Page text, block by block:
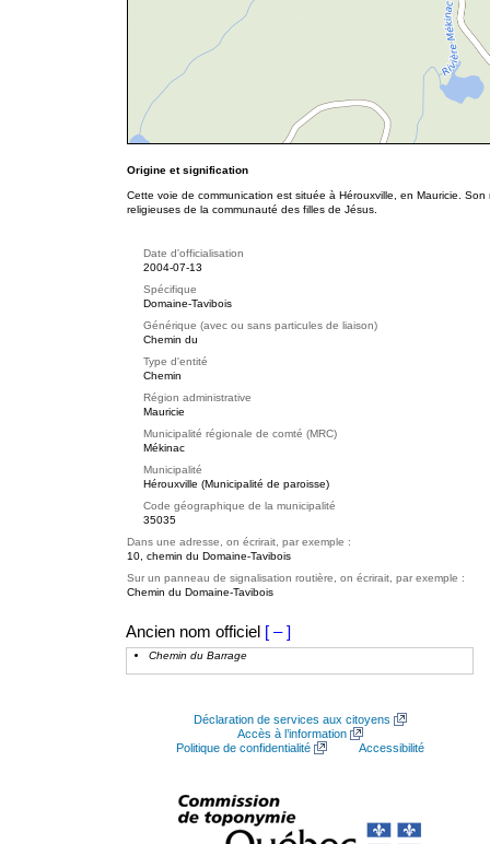
Origine et signification
Cette voie de communication est située à Hérouxville, en Mauricie.
religieuses de la communauté des filles de Jésus.
Date d'officialisation
2004-07-13
Spécifique
Domaine-Tavibois
Générique (avec ou sans particules de liaison)
Chemin du
Type d'entité
Chemin
Région administrative
Mauricie
Municipalité régionale de comté (MRC)
Mékinac
Municipalité
Hérouxville (Municipalité de paroisse)
Code géographique de la municipalité
35035
Dans une adresse, on écrirait, par exemple :
10, chemin du Domaine-Tavibois
Sur un panneau de signalisation routière, on écrirait, par exemple :
Chemin du Domaine-Tavibois
Ancien nom officiel [ – ]
Chemin du Barrage
Déclaration de services aux citoyens
Accès à l’information
Politique de confidentialité
Accessibilité